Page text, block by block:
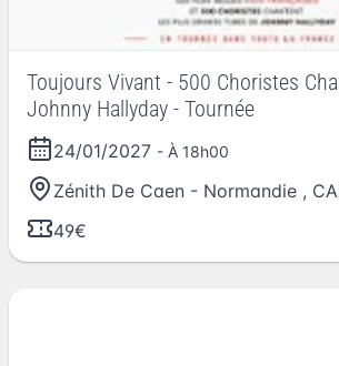
Toujours Vivant - 500 Choristes
Johnny Hallyday - Tournée
24/01/2027 - À 18h00
Zénith De Caen - Normandie ,
49€